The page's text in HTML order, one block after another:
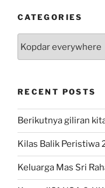
CATEGORIES
RECENT POSTS
Berikutnya giliran
Kilas Balik Peristiwa
Keluarga Mas Sri